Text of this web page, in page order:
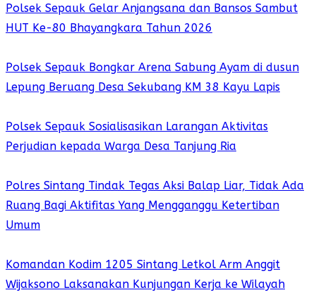
Polsek Sepauk Gelar Anjangsana dan Bansos Sambut
HUT Ke-80 Bhayangkara Tahun 2026
Polsek Sepauk Bongkar Arena Sabung Ayam di dusun
Lepung Beruang Desa Sekubang KM 38 Kayu Lapis
Polsek Sepauk Sosialisasikan Larangan Aktivitas
Perjudian kepada Warga Desa Tanjung Ria
Polres Sintang Tindak Tegas Aksi Balap Liar, Tidak Ada
Ruang Bagi Aktifitas Yang Mengganggu Ketertiban
Umum
Komandan Kodim 1205 Sintang Letkol Arm Anggit
Wijaksono Laksanakan Kunjungan Kerja ke Wilayah